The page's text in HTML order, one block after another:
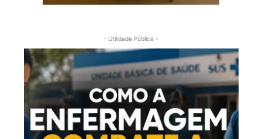
- Utilidade Pública -